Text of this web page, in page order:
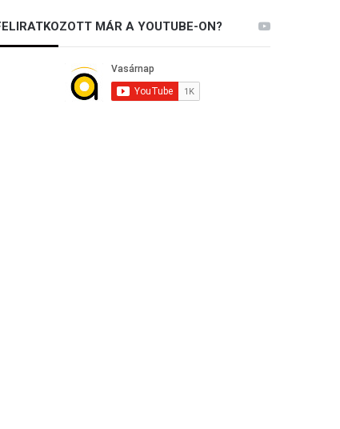
MÁR A YOUTUBE-ON?